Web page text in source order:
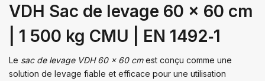
VDH Sac de levage 60 x 60 cm
| 1 500 kg CMU | EN 1492‑1
Le sac de levage VDH 60 x 60 cmest conçu comme une
solution de levage fiable et efficace pour une utilisation